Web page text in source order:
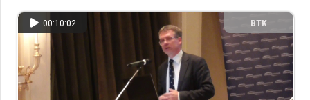
Kategóriák
Intézményi listák
Intézmények
00:10:02 BTK